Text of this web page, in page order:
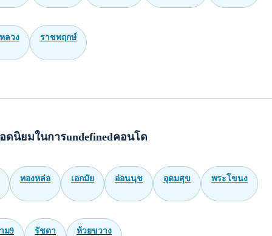
ลวง ราชพฤกษ์
ดนิยมในการundefinedคอนโด
ทองหล่อ เอกมัย อ่อนนุช อุดมสุข พระโขนง
ม9 รัชดา ห้วยขวาง